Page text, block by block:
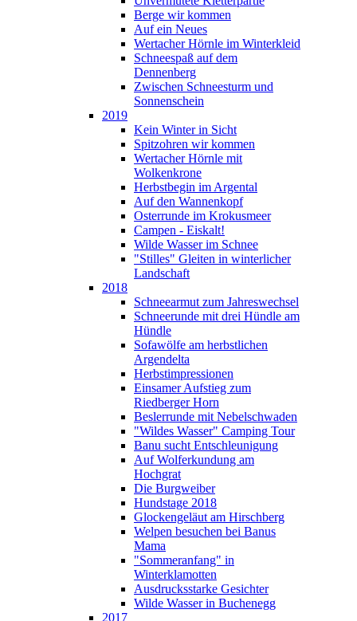
Berge wir kommen
Auf ein Neues
Wertacher Hörnle im Winterkleid
Schneespaß auf dem
Dennenberg
Zwischen Schneesturm und
Sonnenschein
2019
Kein Winter in Sicht
Spitzohren wir kommen
Wertacher Hörnle mit
Wolkenkrone
Herbstbegin im Argental
Auf den Wannenkopf
Osterrunde im Krokusmeer
Campen - Eiskalt!
Wilde Wasser im Schnee
"Stilles" Gleiten in winterlicher
Landschaft
2018
Schneearmut zum Jahreswechsel
Schneerunde mit drei Hündle am
Hündle
Sofawölfe am herbstlichen
Argendelta
Herbstimpressionen
Einsamer Aufstieg zum
Riedberger Horn
Beslerrunde mit Nebelschwaden
"Wildes Wasser" Camping Tour
Banu sucht Entschleunigung
Auf Wolferkundung am
Hochgrat
Die Burgweiber
Hundstage 2018
Glockengeläut am Hirschberg
Welpen besuchen bei Banus
Mama
"Sommeranfang" in
Winterklamotten
Ausdrucksstarke Gesichter
Wilde Wasser in Buchenegg
2017